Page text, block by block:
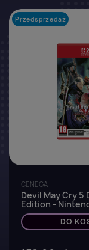
Przedsprzedaż
CENEGA
Devil May Cry 5
Edition -
DO